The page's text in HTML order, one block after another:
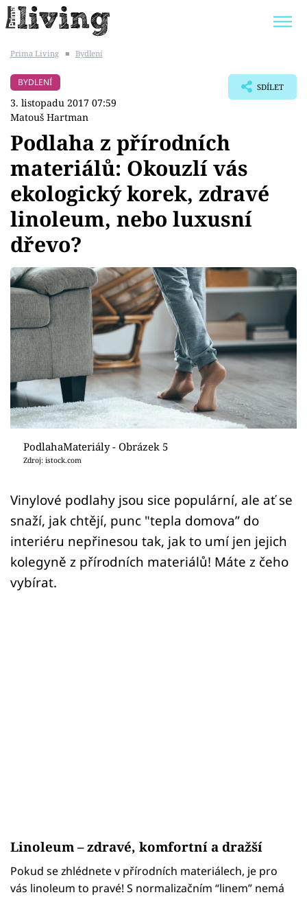
BYDLENÍ SLAVNÝCH
Témata
Bydlení
Zahrada
Design
Sledujte prima+
Přihlášení
Sledujte nás
Prima Living ■ Bydlení
BYDLENÍ
3. listopadu 2017 07:59
Matouš Hartman
SDÍLET
Podlaha z přírodních
materiálů: Okouzlí vás
ekologický korek, zdravé
linoleum, nebo luxusní
dřevo?
PodlahaMateriály - Obrázek 5
Zdroj: istock.com
Vinylové podlahy jsou sice populární, ale ať se
snaží, jak chtějí, punc "tepla domova” do
interiéru nepřinesou tak, jak to umí jen jejich
kolegyně z přírodních materiálů! Máte z čeho
vybírat.
Linoleum – zdravé, komfortní a dražší
Pokud se zhlédnete v přírodních materiálech, je pro
vás linoleum to pravé! S normalizačním “linem” nemá